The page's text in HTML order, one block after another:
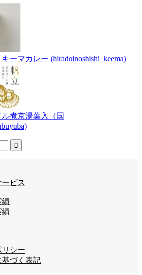
ーマカレー (hiradoinoshishi_keema)
煮京湯葉入（国
ビス
績
績
リシー
づく表記